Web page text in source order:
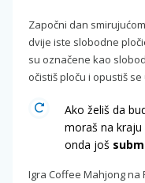
Započni dan
dvije iste slobodne
su označene kao
očistiš ploču i opustiš
Ako želiš da
moraš na
onda još
Igra Coffee Mahjong na